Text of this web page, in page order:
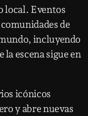
local. Eventos
de
incluyendo
la escena sigue en
icónicos
y abre nuevas